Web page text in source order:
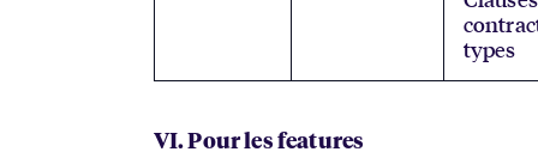
types
VI. Pour les features